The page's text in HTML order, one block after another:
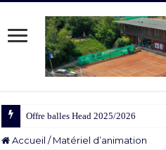
Offre balles Head 2025/2026
Accueil / Matériel d’animation